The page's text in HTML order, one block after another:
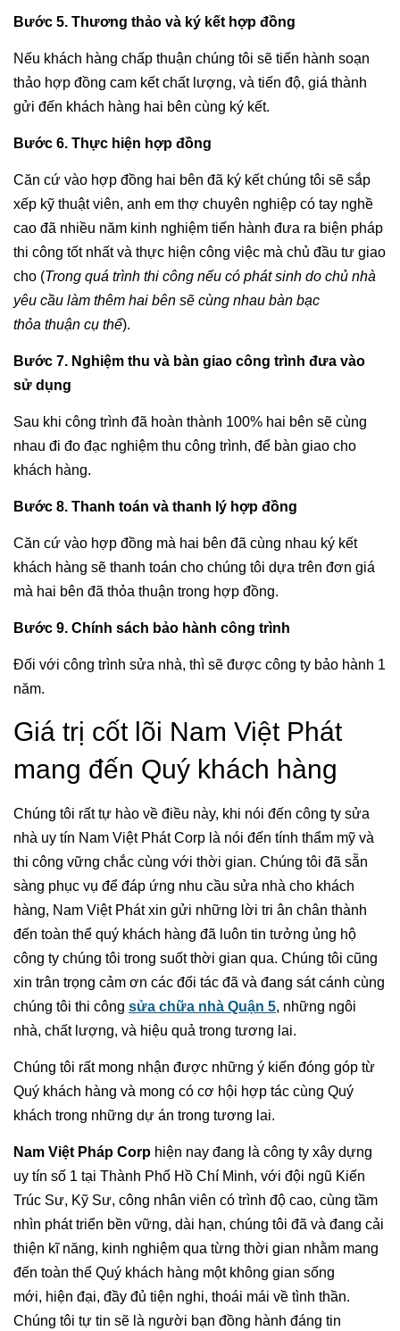
Bước 5. Thương thảo và ký kết hợp đồng
Nếu khách hàng chấp thuận chúng tôi sẽ tiến hành soạn
thảo hợp đồng cam kết chất lượng, và tiến độ, giá thành
gửi đến khách hàng hai bên cùng ký kết.
Bước 6. Thực hiện hợp đồng
Căn cứ vào hợp đồng hai bên đã ký kết chúng tôi sẽ sắp
xếp kỹ thuật viên, anh em thợ chuyên nghiệp có tay nghề
cao đã nhiều năm kinh nghiệm tiến hành đưa ra biện pháp
thi công tốt nhất và thực hiện công việc mà chủ đầu tư giao
cho (Trong quá trình thi công nếu có phát sinh do chủ nhà
yêu cầu làm thêm hai bên sẽ cùng nhau bàn bạc
thỏa thuận cụ thể).
Bước 7. Nghiệm thu và bàn giao công trình đưa vào
sử dụng
Sau khi công trình đã hoàn thành 100% hai bên sẽ cùng
nhau đi đo đạc nghiệm thu công trình, để bàn giao cho
khách hàng.
Bước 8. Thanh toán và thanh lý hợp đồng
Căn cứ vào hợp đồng mà hai bên đã cùng nhau ký kết
khách hàng sẽ thanh toán cho chúng tôi dựa trên đơn giá
mà hai bên đã thỏa thuận trong hợp đồng.
Bước 9. Chính sách bảo hành công trình
Đối với công trình sửa nhà, thì sẽ được công ty bảo hành 1
năm.
Giá trị cốt lõi Nam Việt Phát
mang đến Quý khách hàng
Chúng tôi rất tự hào về điều này, khi nói đến công ty sửa
nhà uy tín Nam Việt Phát Corp là nói đến tính thẩm mỹ và
thi công vững chắc cùng với thời gian. Chúng tôi đã sẵn
sàng phục vụ để đáp ứng nhu cầu sửa nhà cho khách
hàng, Nam Việt Phát xin gửi những lời tri ân chân thành
đến toàn thể quý khách hàng đã luôn tin tưởng ủng hộ
công ty chúng tôi trong suốt thời gian qua. Chúng tôi cũng
xin trân trọng cảm ơn các đối tác đã và đang sát cánh cùng
chúng tôi thi công sửa chữa nhà Quận 5, những ngôi
nhà, chất lượng, và hiệu quả trong tương lai.
Chúng tôi rất mong nhận được những ý kiến đóng góp từ
Quý khách hàng và mong có cơ hội hợp tác cùng Quý
khách trong những dự án trong tương lai.
Nam Việt Pháp Corp hiện nay đang là công ty xây dựng
uy tín số 1 tại Thành Phố Hồ Chí Minh, với đội ngũ Kiến
Trúc Sư, Kỹ Sư, công nhân viên có trình độ cao, cùng tầm
nhìn phát triển bền vững, dài hạn, chúng tôi đã và đang cải
thiện kĩ năng, kinh nghiệm qua từng thời gian nhằm mang
đến toàn thể Quý khách hàng một không gian sống
mới, hiện đại, đầy đủ tiện nghi, thoái mái về tình thần.
Chúng tôi tự tin sẽ là người bạn đồng hành đáng tin